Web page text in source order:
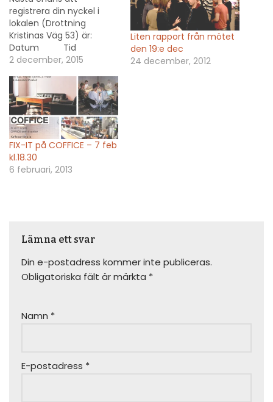
registrera din nyckel i
lokalen (Drottning
Kristinas Väg 53) är:
Datum Tid
Kontaktperson 2016-
Jessica 0736003495
Information om inställda
/ flyttade
nyckelutlämningar
annonseras ut på denna
sida. Det är därför bra
om du tittar in här innan
du åker till en
2 december, 2015
Liten rapport från mötet
den 19:e dec
24 december, 2012
FIX-IT på COFFICE – 7 feb
kl.18.30
6 februari, 2013
Lämna ett svar
Din e-postadress kommer inte publiceras.
Obligatoriska fält är märkta *
Namn *
E-postadress *